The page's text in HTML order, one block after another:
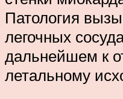
Патология
легочных
дальнейшем к
летальному